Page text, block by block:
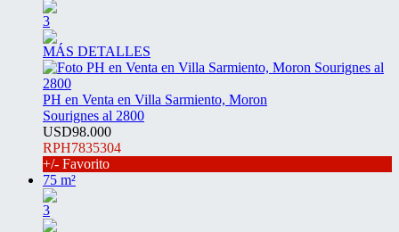
3
MÁS DETALLES
PH en Venta en Villa Sarmiento, Moron
Sourignes al 2800
USD98.000
RPH7835304
+/- Favorito
75 m²
3